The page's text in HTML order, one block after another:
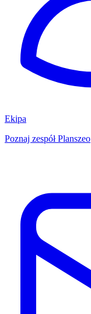
Ekipa
Poznaj zespół Planszeo